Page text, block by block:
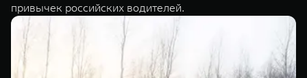
привычек российских водителей.